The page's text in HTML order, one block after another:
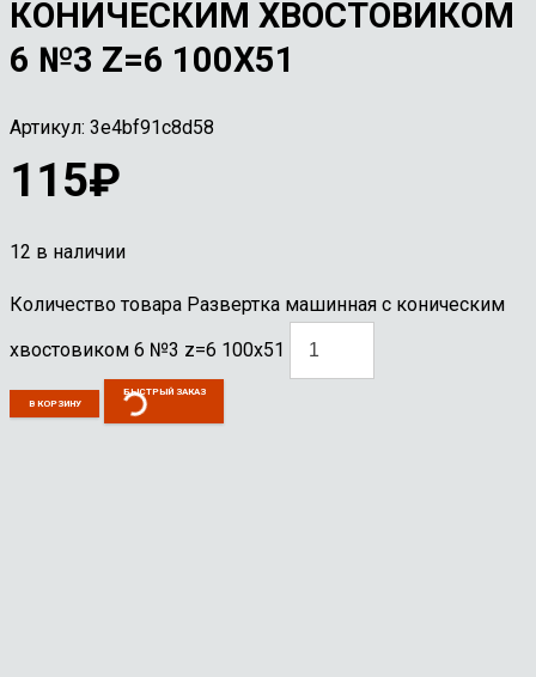
КОНИЧЕСКИМ ХВОСТОВИКОМ
6 №3 Z=6 100Х51
Артикул: 3e4bf91c8d58
115₽
12 в наличии
Количество товара Развертка машинная с коническим
хвостовиком 6 №3 z=6 100х51
В КОРЗИНУ
БЫСТРЫЙ ЗАКАЗ